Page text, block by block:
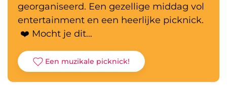
georganiseerd. Een gezellige middag vol
entertainment en een heerlijke picknick.
❤️ Mocht je dit…
Een muzikale picknick!